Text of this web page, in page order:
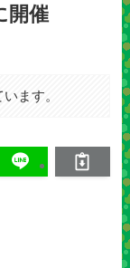
開催
ます。